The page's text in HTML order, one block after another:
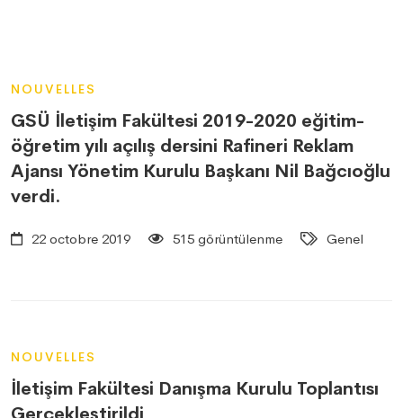
NOUVELLES
GSÜ İletişim Fakültesi 2019-2020 eğitim-
öğretim yılı açılış dersini Rafineri Reklam
Ajansı Yönetim Kurulu Başkanı Nil Bağcıoğlu
verdi.
22 octobre 2019 515 görüntülenme Genel
NOUVELLES
İletişim Fakültesi Danışma Kurulu Toplantısı